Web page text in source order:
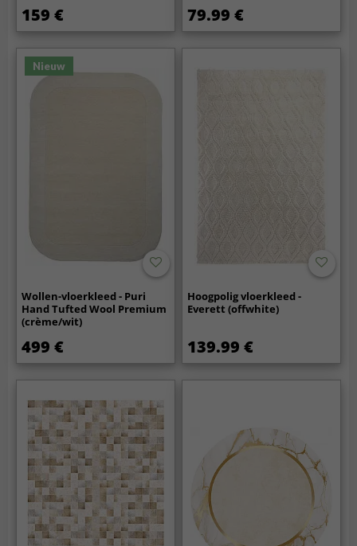
159 € 79.99 €
Nieuw
Wollen-vloerkleed - Puri
Hand Tufted Wool Premium
(crème/wit)
499 €
Hoogpolig vloerkleed -
Everett (offwhite)
139.99 €